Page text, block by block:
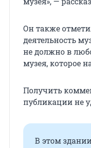
Он также
деятельность
не должно в
музея, которое
Получить
публикации не
В этом